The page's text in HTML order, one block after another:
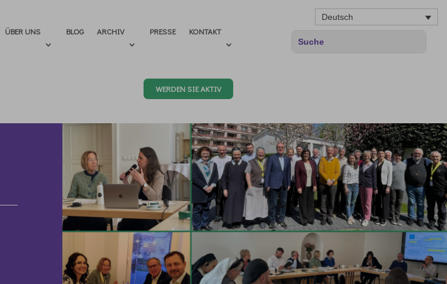
Deutsch
ÜBER UNS BLOG ARCHIV PRESSE KONTAKT
WERDEN SIE AKTIV